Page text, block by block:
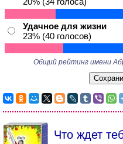
Удачное для жизни
23% (40 голосов)
Общий рейтинг имени
Что ждет